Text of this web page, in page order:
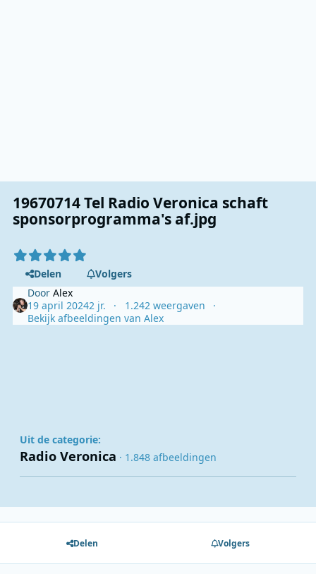
19670714 Tel Radio Veronica schaft
sponsorprogramma's af.jpg
Delen
Volgers
DoorAlex
19 april 20242 jr.
1.242 weergaven
Bekijk afbeeldingen van Alex
Uit de categorie:
Radio Veronica · 1.848 afbeeldingen
Delen Volgers